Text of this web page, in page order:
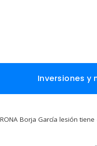
Inversiones y
Borja García lesión